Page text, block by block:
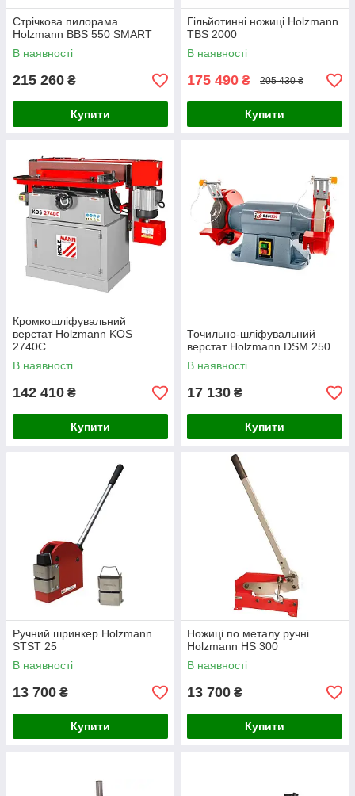
Стрічкова пилорама
Holzmann BBS 550 SMART
В наявності
215 260 ₴
Купити
Гільйотинні ножиці Holzmann
TBS 2000
В наявності
175 490 ₴ 205 430 ₴
Купити
Кромкошліфувальний
верстат Holzmann KOS
2740C
В наявності
142 410 ₴
Купити
Точильно-шліфувальний
верстат Holzmann DSM 250
В наявності
17 130 ₴
Купити
Ручний шринкер Holzmann
STST 25
В наявності
13 700 ₴
Купити
Ножиці по металу ручні
Holzmann HS 300
В наявності
13 700 ₴
Купити